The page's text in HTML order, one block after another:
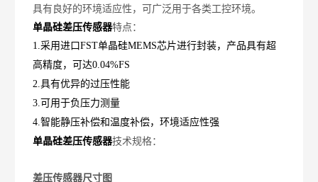
具有良好的环境适应性，可广泛用于各类工控环境。
单晶硅差压传感器特点：
1.采用进口FST单晶硅MEMS芯片进行封装，产品具有超
高精度，可达0.04%FS
2.具有优异的过压性能
3.可用于负压力测量
4.智能静压补偿和温度补偿，环境适应性强
单晶硅差压传感器技术规格：
差压传感器尺寸图